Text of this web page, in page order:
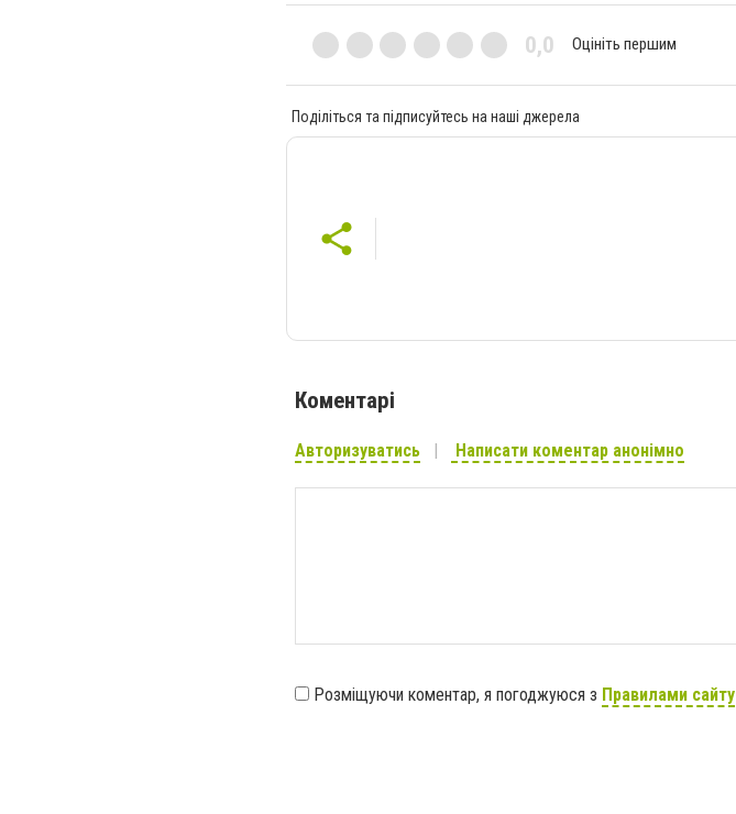
0,0 Оцініть першим
Поділіться та підписуйтесь на наші джерела
Коментарі
Авторизуватись Написати коментар анонімно
Розміщуючи коментар, я погоджуюся з Правилами сайту